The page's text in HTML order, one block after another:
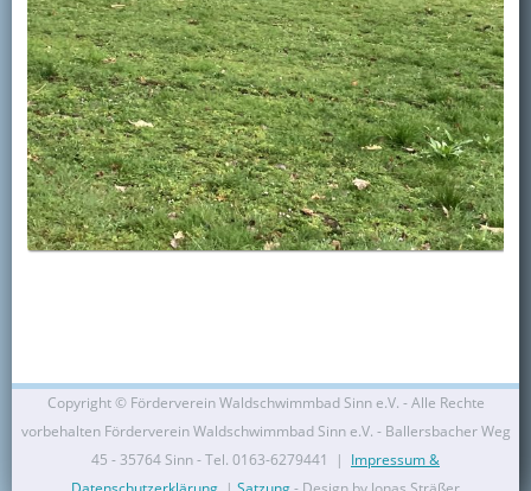
Copyright © Förderverein Waldschwimmbad Sinn e.V. - Alle Rechte
vorbehalten Förderverein Waldschwimmbad Sinn e.V. - Ballersbacher Weg
45 - 35764 Sinn - Tel. 0163-6279441 | Impressum &